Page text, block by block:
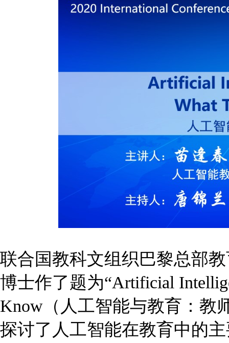
联合国教科文组织巴黎总部
博士作了题为“Artificial
Know（人工智能与教育：教
探讨了人工智能在教育中的